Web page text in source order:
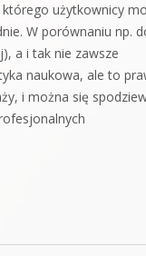
użytkownicy
W porównaniu np.
a i tak nie zawsze
naukowa, ale to
i można się